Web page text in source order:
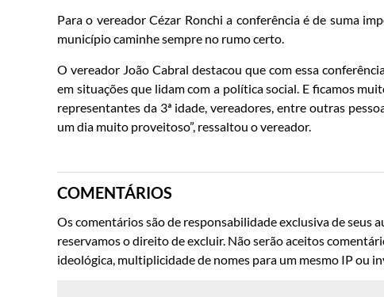
Para o vereador Cézar Ronchi a conferência é de suma
município caminhe sempre no rumo certo.
O vereador João Cabral destacou que com essa
em situações que lidam com a política social. E ficamos
representantes da 3ª idade, vereadores, entre outras
um dia muito proveitoso”, ressaltou o vereador.
COMENTÁRIOS
Os comentários são de responsabilidade exclusiva de seus
reservamos o direito de excluir. Não serão aceitos
ideológica, multiplicidade de nomes para um mesmo IP ou